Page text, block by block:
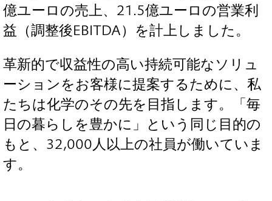
億ユーロの売上、21.5億ユーロの営業利
益（調整後EBITDA）を計上しました。
革新的で収益性の高い持続可能なソリュ
ーションをお客様に提案するために、私
たちは化学のその先を目指します。「毎
日の暮らしを豊かに」という同じ目的の
もと、32,000人以上の社員が働いていま
す。